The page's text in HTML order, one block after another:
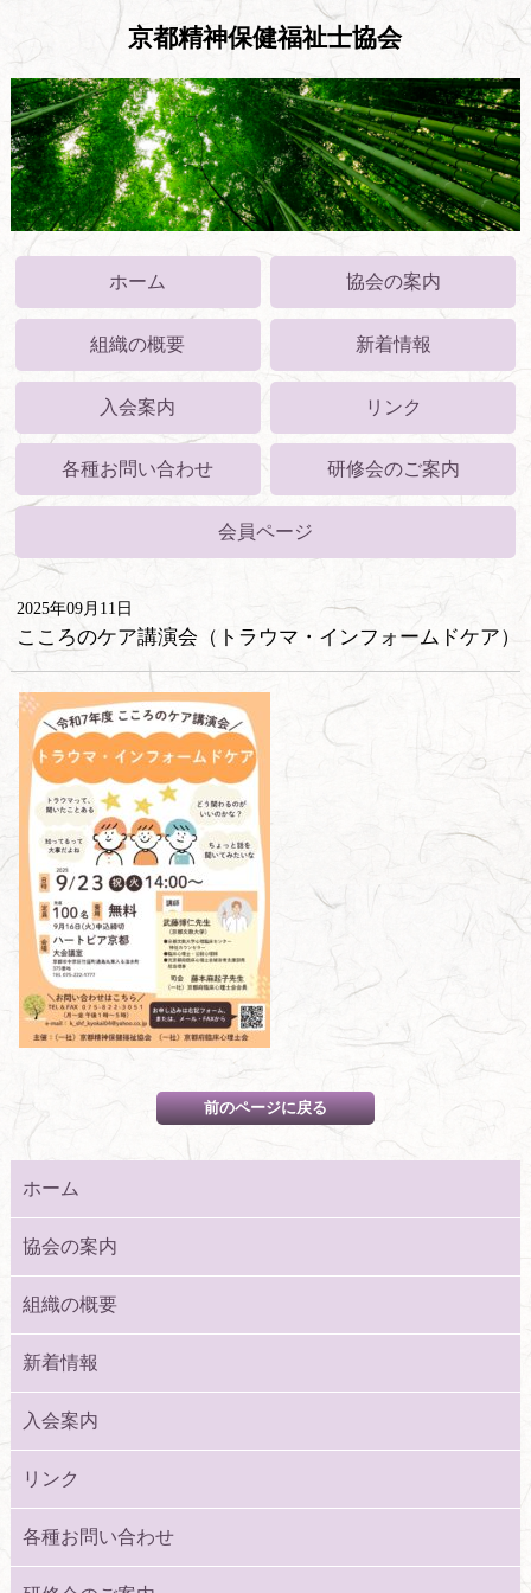
京都精神保健福祉士協会
ホーム 協会の案内
組織の概要 新着情報
入会案内 リンク
各種お問い合わせ 研修会のご案内
会員ページ
2025年09月11日
こころのケア講演会（トラウマ・インフォームドケア）
ホーム
協会の案内
組織の概要
新着情報
入会案内
リンク
各種お問い合わせ